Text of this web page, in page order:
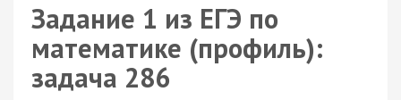
Задание 1 из ЕГЭ по
математике (профиль):
задача 286